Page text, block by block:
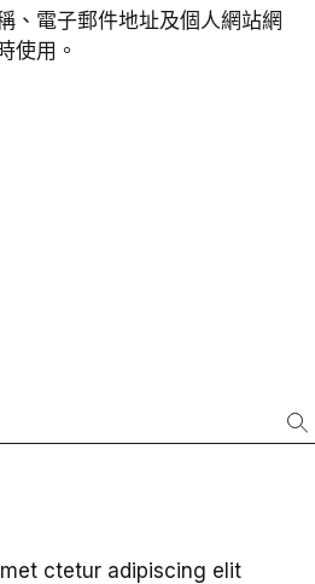
、電子郵件地址及個人網站網
使用。
ctetur adipiscing elit